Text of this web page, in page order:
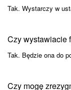
Tak. Wystarczy w
Czy wystawiacie
Tak. Będzie ona do
Czy mogę